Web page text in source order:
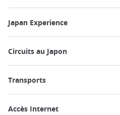
Japan Experience
Circuits au Japon
Transports
Accès Internet